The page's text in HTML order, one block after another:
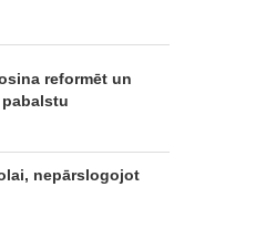
reformēt un
nepārslogojot